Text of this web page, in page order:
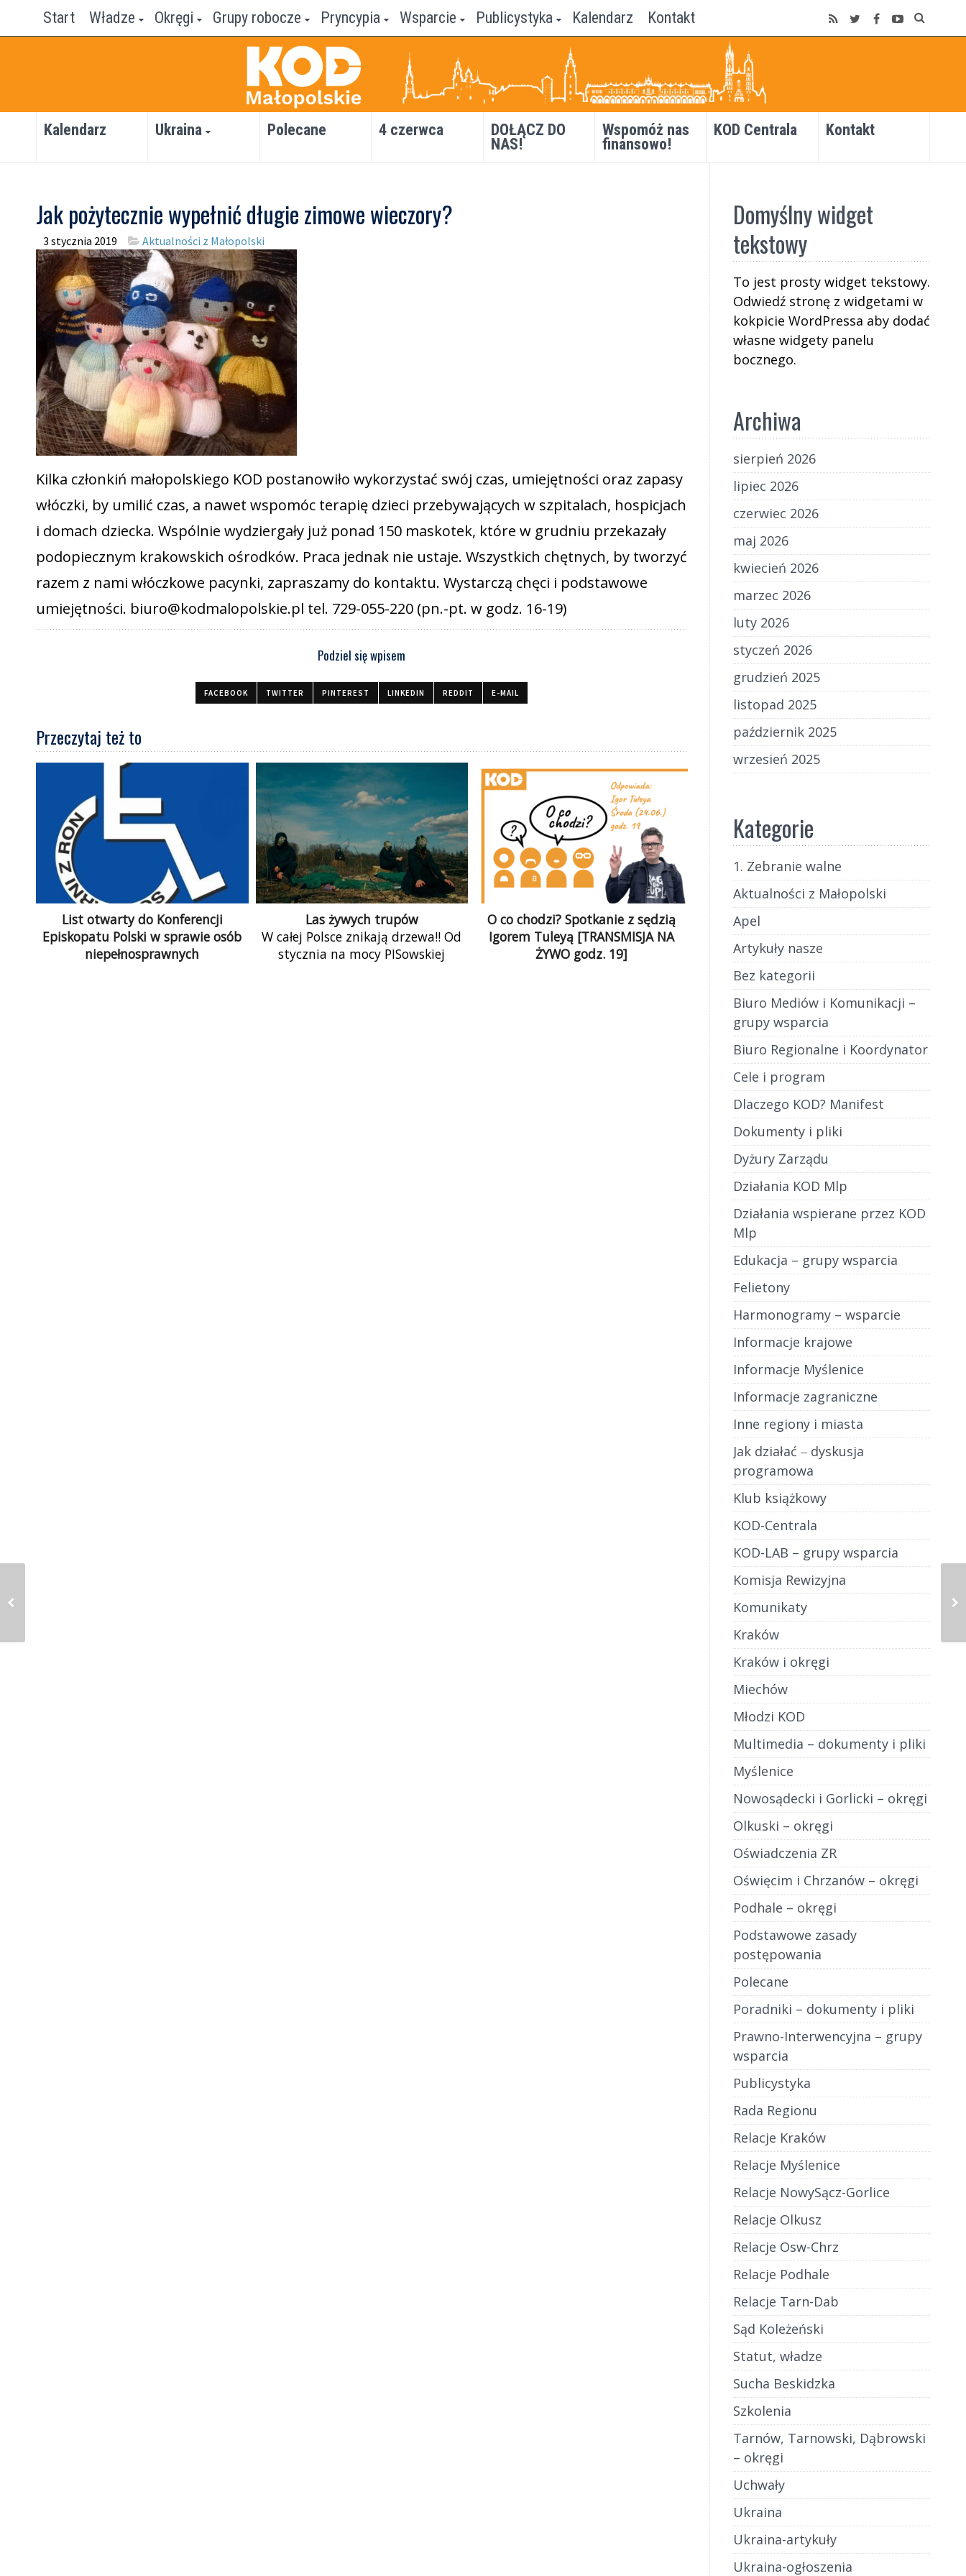
Start Władze Okręgi Grupy robocze Pryncypia Wsparcie Publicystyka Kalendarz Kontakt
Kalendarz Ukraina Polecane 4 czerwca
DOŁĄCZ DO
NAS!
Wspomóż nas
finansowo!
KOD Centrala Kontakt
Jak pożytecznie wypełnić długie zimowe wieczory?
3 stycznia 2019 Aktualności z Małopolski
Kilka członkiń małopolskiego KOD postanowiło wykorzystać swój czas, umiejętności oraz zapasy
włóczki, by umilić czas, a nawet wspomóc terapię dzieci przebywających w szpitalach, hospicjach
i domach dziecka. Wspólnie wydziergały już ponad 150 maskotek, które w grudniu przekazały
podopiecznym krakowskich ośrodków. Praca jednak nie ustaje. Wszystkich chętnych, by tworzyć
razem z nami włóczkowe pacynki, zapraszamy do kontaktu. Wystarczą chęci i podstawowe
umiejętności. biuro@kodmalopolskie.pl tel. 729-055-220 (pn.-pt. w godz. 16-19)
Podziel się wpisem
FACEBOOK TWITTER PINTEREST LINKEDIN REDDIT E-MAIL
Przeczytaj też to
List otwarty do Konferencji
Episkopatu Polski w sprawie osób
niepełnosprawnych
Las żywych trupów
W całej Polsce znikają drzewa!! Od
stycznia na mocy PISowskiej
O co chodzi? Spotkanie z sędzią
Igorem Tuleyą [TRANSMISJA NA
ŻYWO godz. 19]
Domyślny widget
tekstowy
To jest prosty widget tekstowy.
Odwiedź stronę z widgetami w
kokpicie WordPressa aby dodać
własne widgety panelu
bocznego.
Archiwa
sierpień 2026
lipiec 2026
czerwiec 2026
maj 2026
kwiecień 2026
marzec 2026
luty 2026
styczeń 2026
grudzień 2025
listopad 2025
październik 2025
wrzesień 2025
Kategorie
1. Zebranie walne
Aktualności z Małopolski
Apel
Artykuły nasze
Bez kategorii
Biuro Mediów i Komunikacji –
grupy wsparcia
Biuro Regionalne i Koordynator
Cele i program
Dlaczego KOD? Manifest
Dokumenty i pliki
Dyżury Zarządu
Działania KOD Mlp
Działania wspierane przez KOD
Mlp
Edukacja – grupy wsparcia
Felietony
Harmonogramy – wsparcie
Informacje krajowe
Informacje Myślenice
Informacje zagraniczne
Inne regiony i miasta
Jak działać ‒ dyskusja
programowa
Klub książkowy
KOD-Centrala
KOD-LAB – grupy wsparcia
Komisja Rewizyjna
Komunikaty
Kraków
Kraków i okręgi
Miechów
Młodzi KOD
Multimedia – dokumenty i pliki
Myślenice
Nowosądecki i Gorlicki – okręgi
Olkuski – okręgi
Oświadczenia ZR
Oświęcim i Chrzanów – okręgi
Podhale – okręgi
Podstawowe zasady
postępowania
Polecane
Poradniki – dokumenty i pliki
Prawno-Interwencyjna – grupy
wsparcia
Publicystyka
Rada Regionu
Relacje Kraków
Relacje Myślenice
Relacje NowySącz-Gorlice
Relacje Olkusz
Relacje Osw-Chrz
Relacje Podhale
Relacje Tarn-Dab
Sąd Koleżeński
Statut, władze
Sucha Beskidzka
Szkolenia
Tarnów, Tarnowski, Dąbrowski
– okręgi
Uchwały
Ukraina
Ukraina-artykuły
Ukraina-ogłoszenia